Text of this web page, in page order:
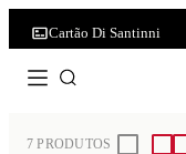
Seja Um Franqueado
Cartão Di Santinni
7 PRODUTOS